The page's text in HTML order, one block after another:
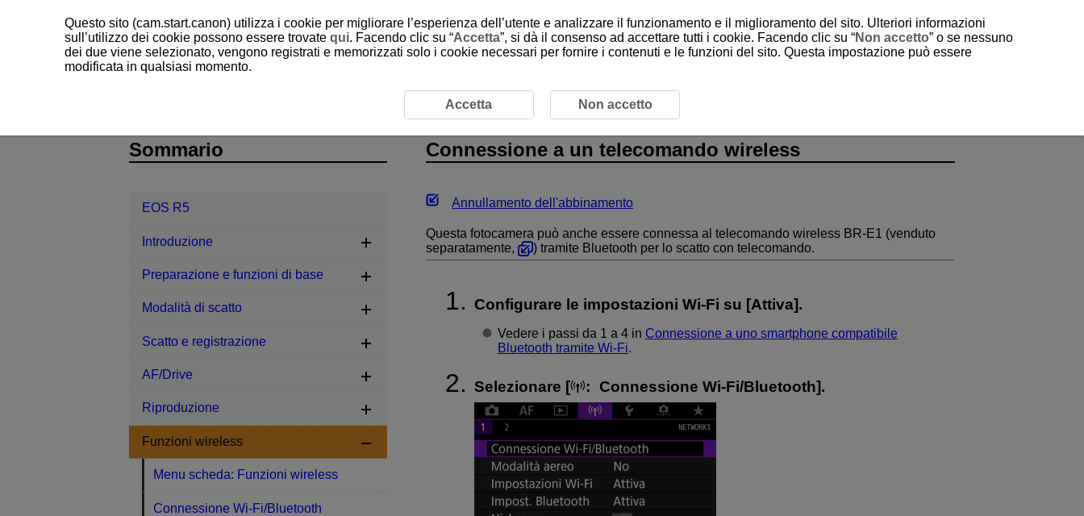
EOS R5
Connessione a un telecomando wireless
Annullamento dell'abbinamento
Questa fotocamera può anche essere connessa al telecomando wireless BR-E1 (venduto
separatamente,
) tramite Bluetooth per lo scatto con telecomando.
Configurare le impostazioni Wi-Fi su [Attiva].
Vedere i passi da 1 a 4 in Connessione a uno smartphone compatibile
Bluetooth tramite Wi-Fi.
Selezionare [ : Connessione Wi-Fi/Bluetooth].
Sommario
EOS R5
Introduzione
Preparazione e funzioni di base
Modalità di scatto
Scatto e registrazione
AF/Drive
Riproduzione
Funzioni wireless
Menu scheda: Funzioni wireless
Connessione Wi-Fi/Bluetooth
Questo sito (cam.start.canon) utilizza i cookie per migliorare l’esperienza dell’utente e analizzare il funzionamento e il miglioramento del sito. Ulteriori informazioni
sull’utilizzo dei cookie possono essere trovate qui. Facendo clic su “Accetta”, si dà il consenso ad accettare tutti i cookie. Facendo clic su “Non accetto” o se nessuno
dei due viene selezionato, vengono registrati e memorizzati solo i cookie necessari per fornire i contenuti e le funzioni del sito. Questa impostazione può essere
modificata in qualsiasi momento.
Accetta Non accetto